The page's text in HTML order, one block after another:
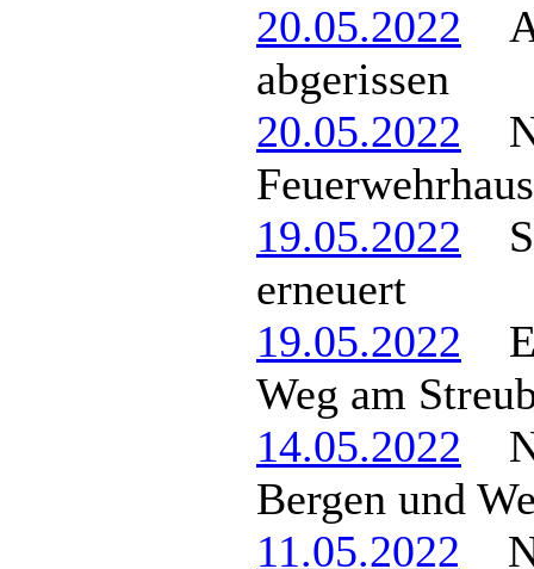
20.05.2022
abgerissen
20.05.2022
Feuerwehrhaus
19.05.2022
erneuert
19.05.2022
Weg am
14.05.2022
Bergen und
11.05.2022